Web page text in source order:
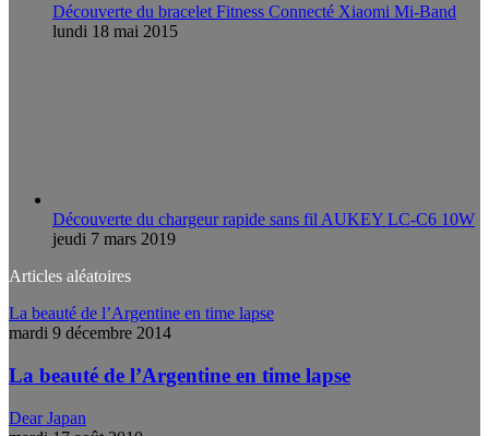
Découverte du bracelet Fitness Connecté Xiaomi Mi-Band
lundi 18 mai 2015
Découverte du chargeur rapide sans fil AUKEY LC-C6 10W
jeudi 7 mars 2019
Articles aléatoires
La beauté de l’Argentine en time lapse
mardi 9 décembre 2014
La beauté de l’Argentine en time lapse
Dear Japan